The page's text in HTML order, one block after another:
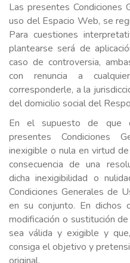
Las presentes Condiciones
uso del Espacio Web, se
Para cuestiones
plantearse será de
caso de controversia,
con renuncia a
corresponderle, a la
del domicilio social del
En el supuesto de que
presentes Condiciones
inexigible o nula en virtud
consecuencia de una
dicha inexigibilidad o
Condiciones Generales de
en su conjunto. En dichos
modificación o sustitución
sea válida y exigible y
consiga el objetivo y